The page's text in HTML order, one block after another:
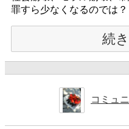
罪すら少なくなるのでは
続
コミュ